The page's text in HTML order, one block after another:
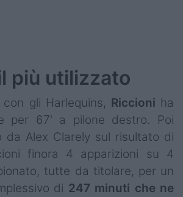
più utilizzato
gli Harlequins, Riccioni ha
per 67' a pilone destro. Poi
da Alex Clarely sul risultato di
finora 4 apparizioni su 4
tutte da titolare, per un
di 247 minuti che ne